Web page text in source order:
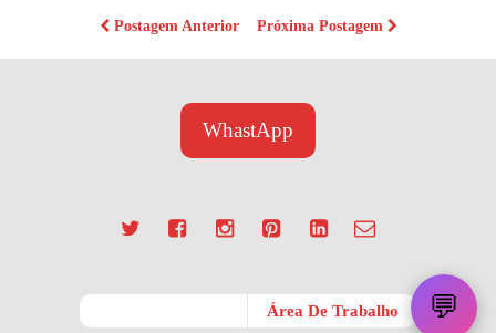
Postagem Anterior Próxima Postagem
WhastApp
💬
Área De Trabalho